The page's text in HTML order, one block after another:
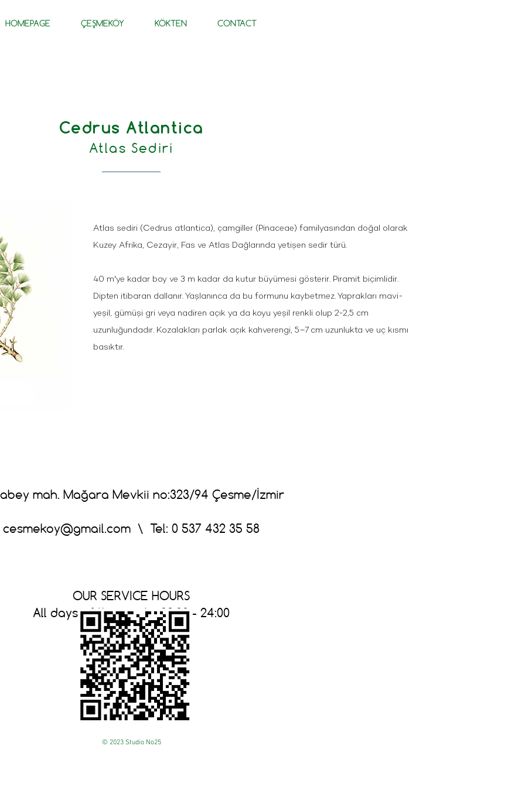
HOMEPAGE ÇEŞMEKÖY KÖKTEN CONTACT
Cedrus Atlantica
Atlas Sediri
Atlas sediri (Cedrus atlantica), çamgiller (Pinaceae) familyasından doğal olarak
Kuzey Afrika, Cezayir, Fas ve Atlas Dağlarında yetişen sedir türü.
40 m'ye kadar boy ve 3 m kadar da kutur büyümesi gösterir. Piramit biçimlidir.
Dipten itibaran dallanır. Yaşlanınca da bu formunu kaybetmez. Yaprakları mavi-
yeşil, gümüşi gri veya nadiren açık ya da koyu yeşil renkli olup 2-2,5 cm
uzunluğundadır. Kozalakları parlak açık kahverengi, 5–7 cm uzunlukta ve uç kısmı
basıktır.
mah. Mağara Mevkii no:323/94 Çesme/İzmir
cesmekoy@gmail.com\ Tel: 0 537 432 35 58
OUR SERVICE HOURS
All days of the week : 09:00 - 24:00
© 2023 Studio No25